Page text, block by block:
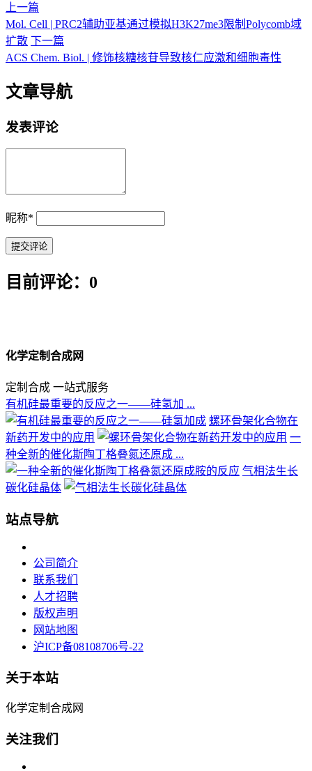
上一篇
Mol. Cell | PRC2辅助亚基通过模拟H3K27me3限制Polycomb域
扩散 下一篇
ACS Chem. Biol. | 修饰核糖核苷导致核仁应激和细胞毒性
文章导航
发表评论
昵称*
目前评论：0
化学定制合成网
定制合成 一站式服务
有机硅最重要的反应之一——硅氢加 ...
螺环骨架化合物在
新药开发中的应用
一
种全新的催化斯陶丁格叠氮还原成 ...
气相法生长
碳化硅晶体
站点导航
公司简介
联系我们
人才招聘
版权声明
网站地图
沪ICP备08108706号-22
关于本站
化学定制合成网
关注我们